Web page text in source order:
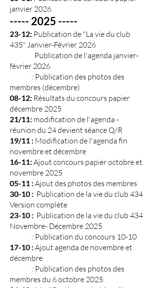
janvier 2026
----- 2025 -----
23-12: Publication de "La vie du club
435" Janvier-Février 2026
Publication de l'agenda janvier-
février 2026
: Publication des photos des
membres (décembre)
08-12: Résultats du concours papier
décembre 2025
21/11: modification de l'agenda -
réunion du 24 devient séance Q/R
19/11 : Modification de l'agenda fin
novembre et décembre
16-11:Ajout concours papier octobre et
novembre 2025
05-11 :Ajout des photos des membres
30-10 : Publication de la vie du club 434
Version complète
23-10 : Publication de la vie du club 434
Novembre- Décembre 2025
: Publication du concours 10-10
17-10 :Ajout agenda de novembre et
décembre
: Publication des photos des
membres du 6 octobre 2025